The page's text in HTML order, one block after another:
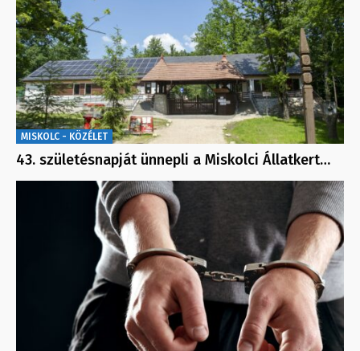
MISKOLC - KÖZÉLET
43. születésnapját ünnepli a Miskolci Állatkert…